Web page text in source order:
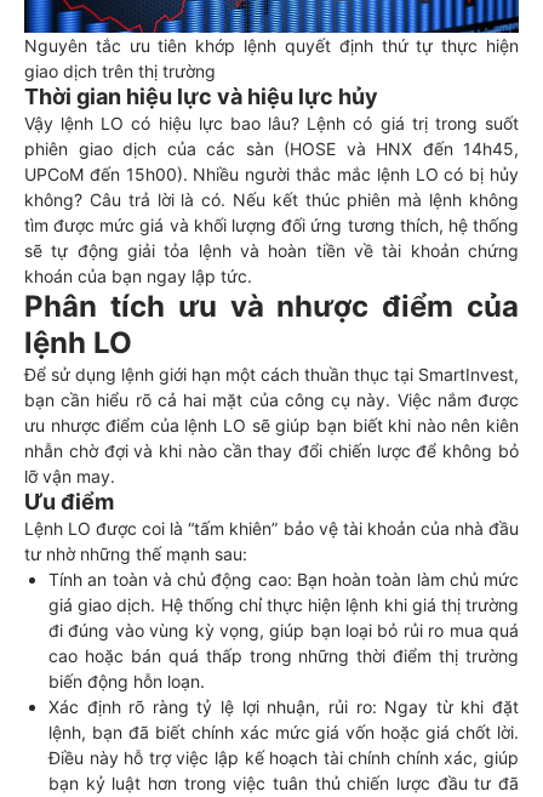
Nguyên tắc ưu tiên khớp lệnh quyết định thứ tự thực hiện
giao dịch trên thị trường
Thời gian hiệu lực và hiệu lực hủy
Vậy lệnh LO có hiệu lực bao lâu? Lệnh có giá trị trong suốt
phiên giao dịch của các sàn (HOSE và HNX đến 14h45,
UPCoM đến 15h00). Nhiều người thắc mắc lệnh LO có bị hủy
không? Câu trả lời là có. Nếu kết thúc phiên mà lệnh không
tìm được mức giá và khối lượng đối ứng tương thích, hệ thống
sẽ tự động giải tỏa lệnh và hoàn tiền về tài khoản chứng
khoán của bạn ngay lập tức.
Phân tích ưu và nhược điểm của
lệnh LO
Để sử dụng lệnh giới hạn một cách thuần thục tại SmartInvest,
bạn cần hiểu rõ cả hai mặt của công cụ này. Việc nắm được
ưu nhược điểm của lệnh LO sẽ giúp bạn biết khi nào nên kiên
nhẫn chờ đợi và khi nào cần thay đổi chiến lược để không bỏ
lỡ vận may.
Ưu điểm
Lệnh LO được coi là “tấm khiên” bảo vệ tài khoản của nhà đầu
tư nhờ những thế mạnh sau:
Tính an toàn và chủ động cao: Bạn hoàn toàn làm chủ mức
giá giao dịch. Hệ thống chỉ thực hiện lệnh khi giá thị trường
đi đúng vào vùng kỳ vọng, giúp bạn loại bỏ rủi ro mua quá
cao hoặc bán quá thấp trong những thời điểm thị trường
biến động hỗn loạn.
Xác định rõ ràng tỷ lệ lợi nhuận, rủi ro: Ngay từ khi đặt
lệnh, bạn đã biết chính xác mức giá vốn hoặc giá chốt lời.
Điều này hỗ trợ việc lập kế hoạch tài chính chính xác, giúp
bạn kỷ luật hơn trong việc tuân thủ chiến lược đầu tư đã